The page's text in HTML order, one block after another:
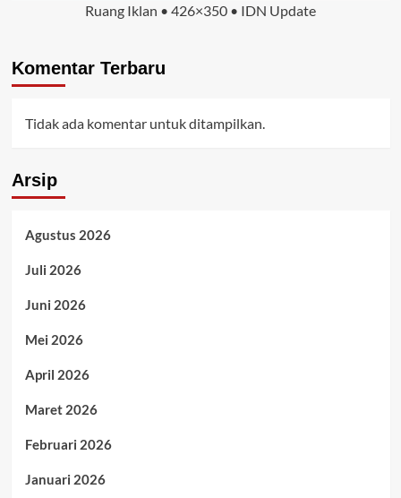
Ruang Iklan • 426×350 • IDN Update
Komentar Terbaru
Tidak ada komentar untuk ditampilkan.
Arsip
Agustus 2026
Juli 2026
Juni 2026
Mei 2026
April 2026
Maret 2026
Februari 2026
Januari 2026